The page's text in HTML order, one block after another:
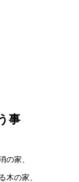
事
の家、
木の家、